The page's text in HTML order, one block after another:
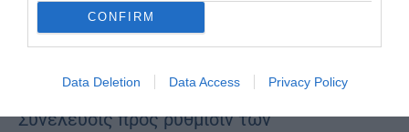
CONFIRM
Data Deletion Data Access Privacy Policy
Οκτώβριος: Συνεδριάζει με τη συμμετοχή
203 κληρικών και λαϊκών η λεγόμενη
«Μακεδονική Λαϊκο-εκκλησιαστική
Συνέλευσις προς ρύθμισιν των